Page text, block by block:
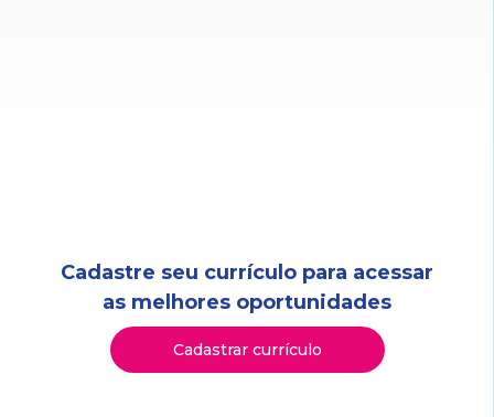
Cadastre seu currículo para acessar
as melhores oportunidades
Cadastrar currículo